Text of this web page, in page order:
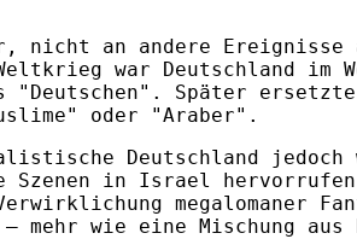
an andere Ereignisse
war Deutschland im
Später
oder "Araber".
Deutschland
in Israel hervorrufen:
megalomaner
wie eine Mischung aus